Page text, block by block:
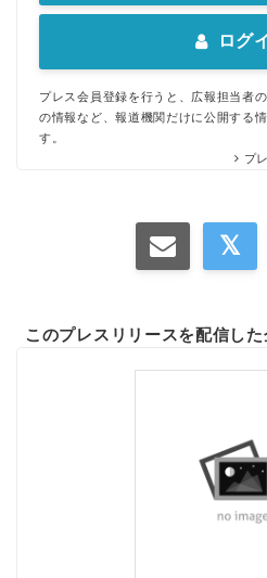
ログ
プレス会員登録を行うと、広報担当者
の情報など、報道機関だけに公開する
す。
プ
このプレスリリースを配信し